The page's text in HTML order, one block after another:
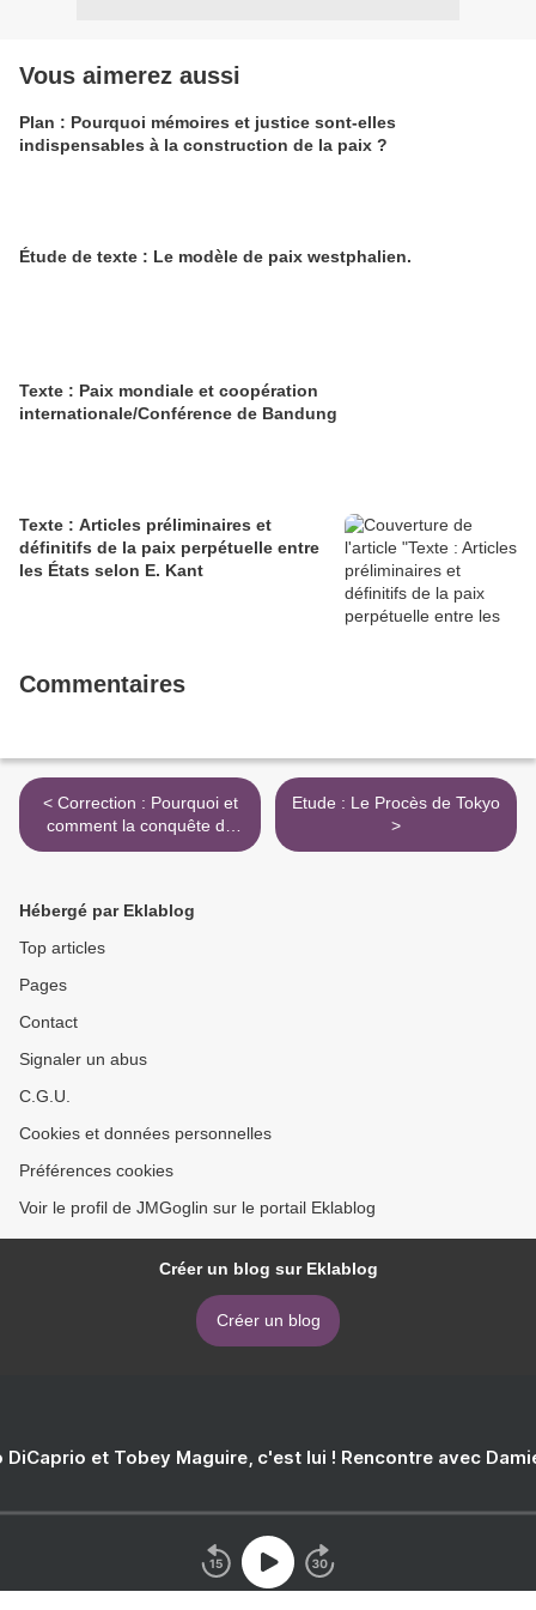
Vous aimerez aussi
Plan : Pourquoi mémoires et justice sont-elles
indispensables à la construction de la paix ?
Étude de texte : Le modèle de paix westphalien.
Texte : Paix mondiale et coopération
internationale/Conférence de Bandung
Texte : Articles préliminaires et
définitifs de la paix perpétuelle entre
les États selon E. Kant
Commentaires
< Correction : Pourquoi et
comment la conquête de
l'espace et des océans est-
Etude : Le Procès de Tokyo
>
Hébergé par Eklablog
Top articles
Pages
Contact
Signaler un abus
C.G.U.
Cookies et données personnelles
Préférences cookies
Voir le profil de JMGoglin sur le portail Eklablog
Créer un blog sur Eklablog
Créer un blog
DiCaprio et Tobey Maguire, c'est lui ! Rencontre avec